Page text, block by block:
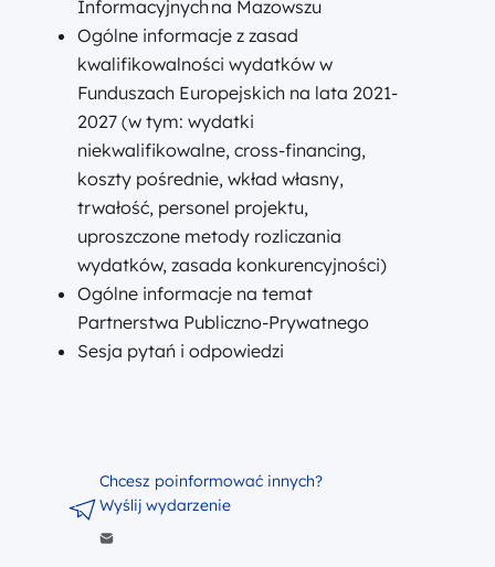
Informacyjnych na Mazowszu
Ogólne informacje z zasad
kwalifikowalności wydatków w
Funduszach Europejskich na lata 2021-
2027 (w tym: wydatki
niekwalifikowalne, cross-financing,
koszty pośrednie, wkład własny,
trwałość, personel projektu,
uproszczone metody rozliczania
wydatków, zasada konkurencyjności)
Ogólne informacje na temat
Partnerstwa Publiczno-Prywatnego
Sesja pytań i odpowiedzi
Chcesz poinformować innych?
Wyślij wydarzenie